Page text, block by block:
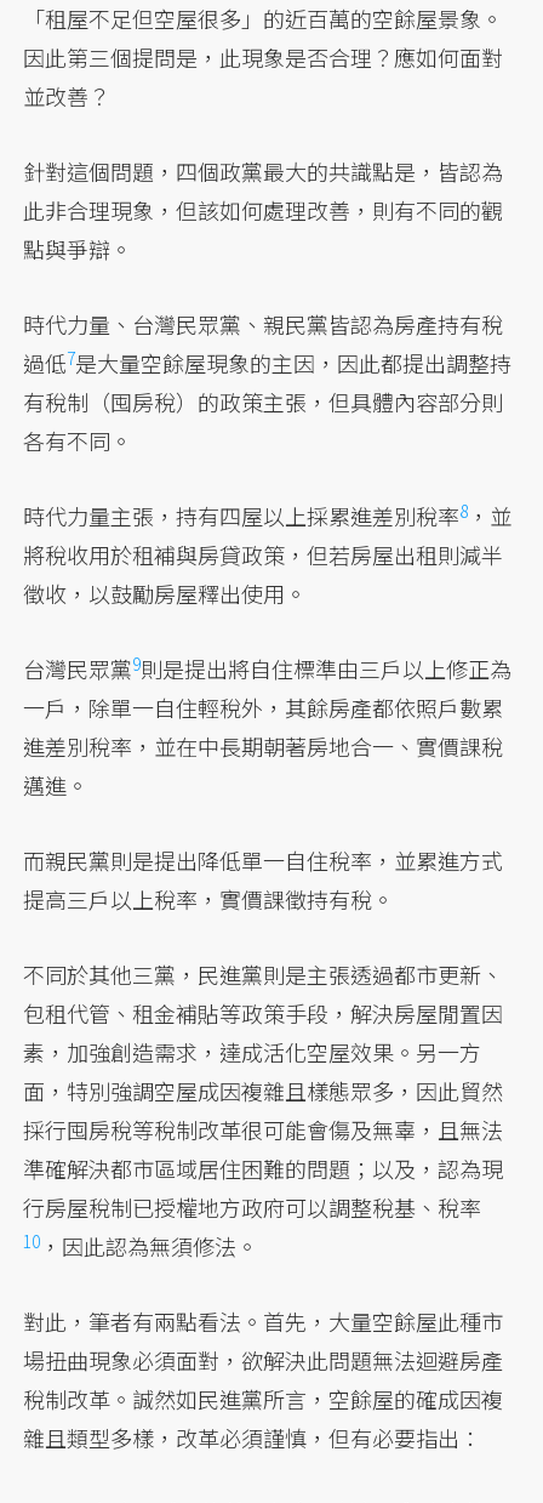
「租屋不足但空屋很多」的近百萬的空餘屋景象。
因此第三個提問是，此現象是否合理？應如何面對
並改善？
針對這個問題，四個政黨最大的共識點是，皆認為
此非合理現象，但該如何處理改善，則有不同的觀
點與爭辯。
時代力量、台灣民眾黨、親民黨皆認為房產持有稅
過低7是大量空餘屋現象的主因，因此都提出調整持
有稅制（囤房稅）的政策主張，但具體內容部分則
各有不同。
時代力量主張，持有四屋以上採累進差別稅率8 ，並
將稅收用於租補與房貸政策，但若房屋出租則減半
徵收，以鼓勵房屋釋出使用。
台灣民眾黨9則是提出將自住標準由三戶以上修正為
一戶，除單一自住輕稅外，其餘房產都依照戶數累
進差別稅率，並在中長期朝著房地合一、實價課稅
邁進。
而親民黨則是提出降低單一自住稅率，並累進方式
提高三戶以上稅率，實價課徵持有稅。
不同於其他三黨，民進黨則是主張透過都市更新、
包租代管、租金補貼等政策手段，解決房屋閒置因
素，加強創造需求，達成活化空屋效果。另一方
面，特別強調空屋成因複雜且樣態眾多，因此貿然
採行囤房稅等稅制改革很可能會傷及無辜，且無法
準確解決都市區域居住困難的問題；以及，認為現
行房屋稅制已授權地方政府可以調整稅基、稅率
10 ，因此認為無須修法。
對此，筆者有兩點看法。首先，大量空餘屋此種市
場扭曲現象必須面對，欲解決此問題無法迴避房產
稅制改革。誠然如民進黨所言，空餘屋的確成因複
雜且類型多樣，改革必須謹慎，但有必要指出：